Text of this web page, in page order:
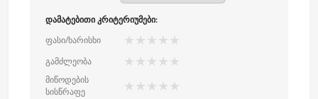
დამატებითი კრიტერიუმები:
ფასი/ხარისხი
★ ★ ★ ★ ★
გამძლეობა ★ ★ ★ ★ ★
მიწოდების
სისწრაფე
★ ★ ★ ★ ★